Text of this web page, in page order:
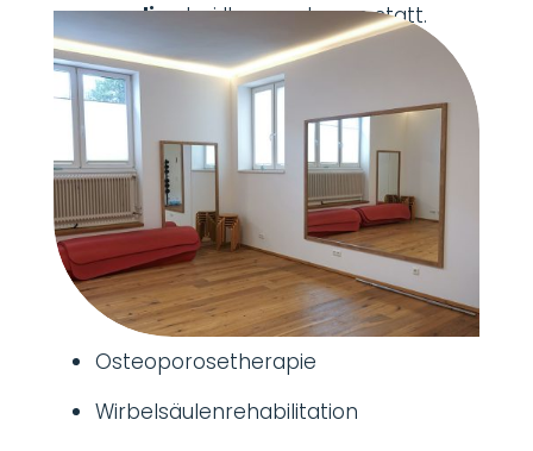
onlinebei Ihnen zuhause statt.
Osteoporosetherapie
Wirbelsäulenrehabilitation